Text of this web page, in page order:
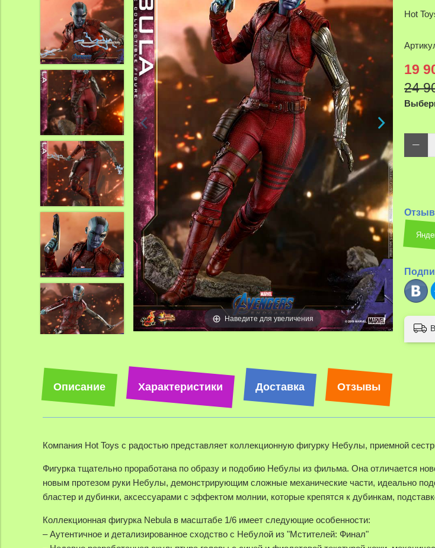
Наведите для увеличения
Hot
19
24
Описание Характеристики Доставка Отзывы
Компания Hot Toys с радостью представляет коллекционную фигурку Небулы, приемной
Фигурка тщательно проработана по образу и подобию Небулы из фильма. Она отличается
новым протезом руки Небулы, демонстрирующим сложные механические части, идеально
бластер и дубинки, аксессуарами с эффектом молнии, которые крепятся к дубинкам,
Коллекционная фигурка Nebula в масштабе 1/6 имеет следующие особенности:
– Аутентичное и детализированное сходство с Небулой из "Мстителей: Финал"